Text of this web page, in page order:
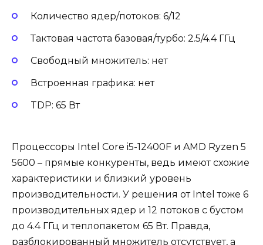
Количество ядер/потоков: 6/12
Тактовая частота базовая/турбо: 2.5/4.4 ГГц
Свободный множитель: нет
Встроенная графика: нет
TDP: 65 Вт
Процессоры Intel Core i5-12400F и AMD Ryzen 5
5600 – прямые конкуренты, ведь имеют схожие
характеристики и близкий уровень
производительности. У решения от Intel тоже 6
производительных ядер и 12 потоков с бустом
до 4.4 ГГц и теплопакетом 65 Вт. Правда,
разблокированный множитель отсутствует, а